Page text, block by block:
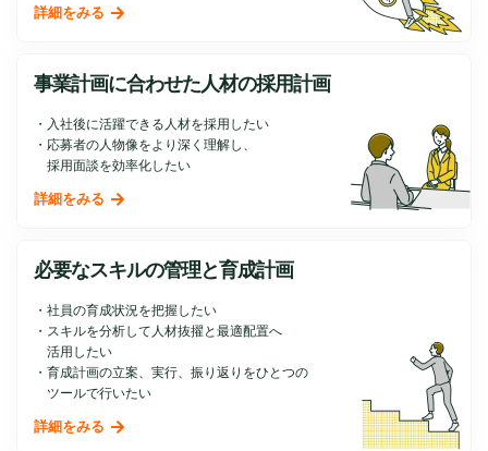
詳細をみる
事業計画に合わせた人材の採用計画
入社後に活躍できる人材を採用したい
応募者の人物像をより深く理解し、
採用面談を効率化したい
詳細をみる
必要なスキルの管理と育成計画
社員の育成状況を把握したい
スキルを分析して人材抜擢と最適配置へ
活用したい
育成計画の立案、実行、振り返りをひとつの
ツールで行いたい
詳細をみる